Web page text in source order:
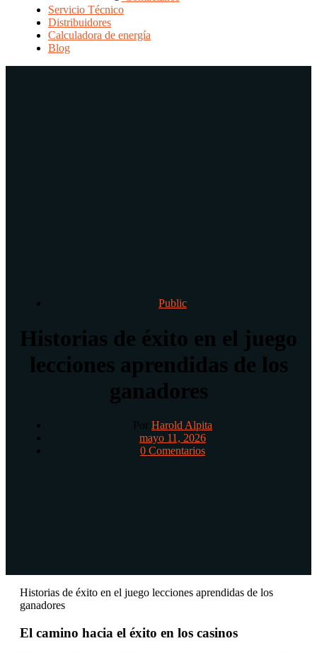
Servicio Técnico
Distribuidores
Calculadora de energía
Blog
Public
Historias de éxito en el juego
lecciones aprendidas de los
ganadores
Por Harold Alpita
mayo 11, 2026
0 Comentarios
Historias de éxito en el juego lecciones aprendidas de los
ganadores
El camino hacia el éxito en los casinos